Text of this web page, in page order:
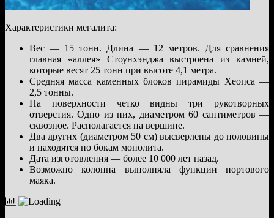
Характеристики мегалита:
Вес — 15 тонн. Длина — 12 метров. Для сравнения
главная «аллея» Стоунхэнджа выстроена из камней,
которые весят 25 тонн при высоте 4,1 метра.
Средняя масса каменных блоков пирамиды Хеопса —
2,5 тонны.
На поверхности четко видны три рукотворных
отверстия. Одно из них, диаметром 60 сантиметров —
сквозное. Располагается на вершине.
Два других (диаметром 50 см) высверлены до половины
и находятся по бокам монолита.
Дата изготовления — более 10 000 лет назад.
Возможно колонна выполняла функции портового
маяка.